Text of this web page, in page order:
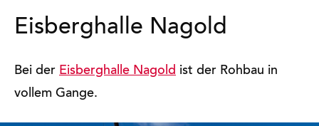
Eisberghalle Nagold
Bei der Eisberghalle Nagold ist der Rohbau in
vollem Gange.